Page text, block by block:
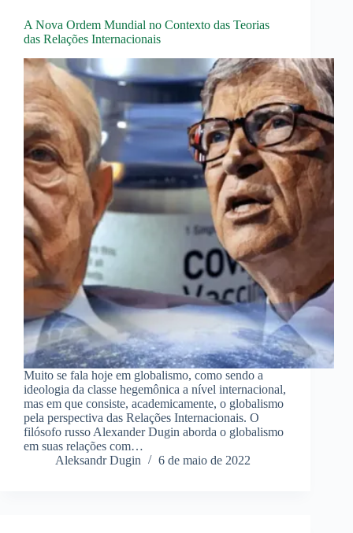
A Nova Ordem Mundial no Contexto das Teorias
das Relações Internacionais
Muito se fala hoje em globalismo, como sendo a
ideologia da classe hegemônica a nível internacional,
mas em que consiste, academicamente, o globalismo
pela perspectiva das Relações Internacionais. O
filósofo russo Alexander Dugin aborda o globalismo
em suas relações com…
Aleksandr Dugin
6 de maio de 2022